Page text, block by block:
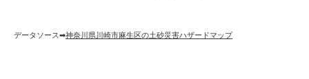
データソース➡︎神奈川県川崎市麻生区の土砂災害ハザードマップ